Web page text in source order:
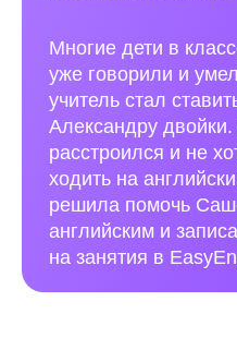
Многие дети в
уже говорили и
учитель стал
Александру
расстроился и не
ходить на
решила помочь
английским и
на занятия в